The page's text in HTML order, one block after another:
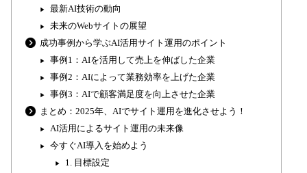
最新AI技術の動向
未来のWebサイトの展望
成功事例から学ぶAI活用サイト運用のポイント
事例1：AIを活用して売上を伸ばした企業
事例2：AIによって業務効率を上げた企業
事例3：AIで顧客満足度を向上させた企業
まとめ：2025年、AIでサイト運用を進化させよう！
AI活用によるサイト運用の未来像
今すぐAI導入を始めよう
1. 目標設定